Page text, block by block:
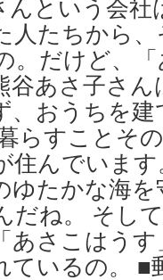
んという会社
人たちから
。だけど、
谷あさ子さ
、おうちを
らすことそ
住んでいま
ゆたかな海
だね。 そし
あさこはう
ているの。 ■